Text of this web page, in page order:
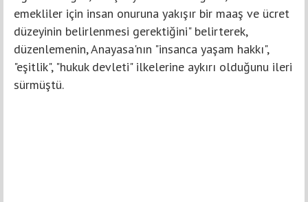
emekliler için insan onuruna yakışır bir maaş ve ücret
düzeyinin belirlenmesi gerektiğini" belirterek,
düzenlemenin, Anayasa'nın "insanca yaşam hakkı",
"eşitlik", "hukuk devleti" ilkelerine aykırı olduğunu ileri
sürmüştü.